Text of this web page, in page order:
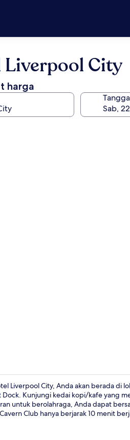
City
harga
Liverpool City, Anda akan berada di
Dock. Kunjungi kedai kopi/kafe yang
untuk berolahraga, Anda dapat
Club hanya berjarak 10 menit